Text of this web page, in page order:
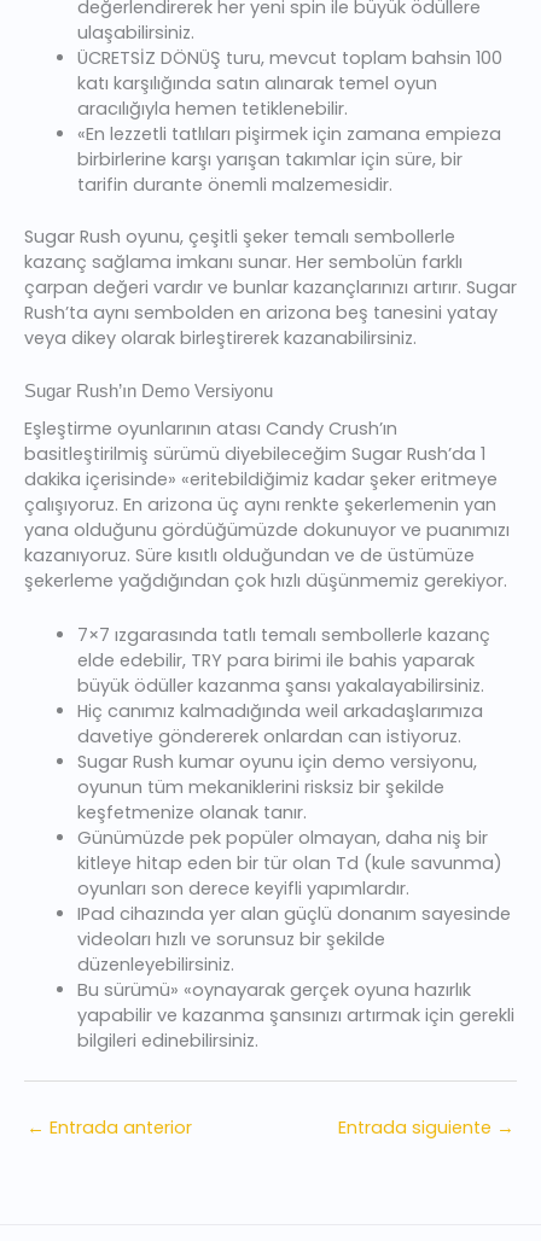
değerlendirerek her yeni spin ile büyük ödüllere
ulaşabilirsiniz.
ÜCRETSİZ DÖNÜŞ turu, mevcut toplam bahsin 100
katı karşılığında satın alınarak temel oyun
aracılığıyla hemen tetiklenebilir.
«En lezzetli tatlıları pişirmek için zamana empieza
birbirlerine karşı yarışan takımlar için süre, bir
tarifin durante önemli malzemesidir.
Sugar Rush oyunu, çeşitli şeker temalı sembollerle
kazanç sağlama imkanı sunar. Her sembolün farklı
çarpan değeri vardır ve bunlar kazançlarınızı artırır. Sugar
Rush’ta aynı sembolden en arizona beş tanesini yatay
veya dikey olarak birleştirerek kazanabilirsiniz.
Sugar Rush’ın Demo Versiyonu
Eşleştirme oyunlarının atası Candy Crush’ın
basitleştirilmiş sürümü diyebileceğim Sugar Rush’da 1
dakika içerisinde» «eritebildiğimiz kadar şeker eritmeye
çalışıyoruz. En arizona üç aynı renkte şekerlemenin yan
yana olduğunu gördüğümüzde dokunuyor ve puanımızı
kazanıyoruz. Süre kısıtlı olduğundan ve de üstümüze
şekerleme yağdığından çok hızlı düşünmemiz gerekiyor.
7×7 ızgarasında tatlı temalı sembollerle kazanç
elde edebilir, TRY para birimi ile bahis yaparak
büyük ödüller kazanma şansı yakalayabilirsiniz.
Hiç canımız kalmadığında weil arkadaşlarımıza
davetiye göndererek onlardan can istiyoruz.
Sugar Rush kumar oyunu için demo versiyonu,
oyunun tüm mekaniklerini risksiz bir şekilde
keşfetmenize olanak tanır.
Günümüzde pek popüler olmayan, daha niş bir
kitleye hitap eden bir tür olan Td (kule savunma)
oyunları son derece keyifli yapımlardır.
IPad cihazında yer alan güçlü donanım sayesinde
videoları hızlı ve sorunsuz bir şekilde
düzenleyebilirsiniz.
Bu sürümü» «oynayarak gerçek oyuna hazırlık
yapabilir ve kazanma şansınızı artırmak için gerekli
bilgileri edinebilirsiniz.
← Entrada anterior Entrada siguiente →